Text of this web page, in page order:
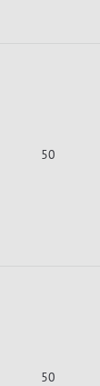
50
50